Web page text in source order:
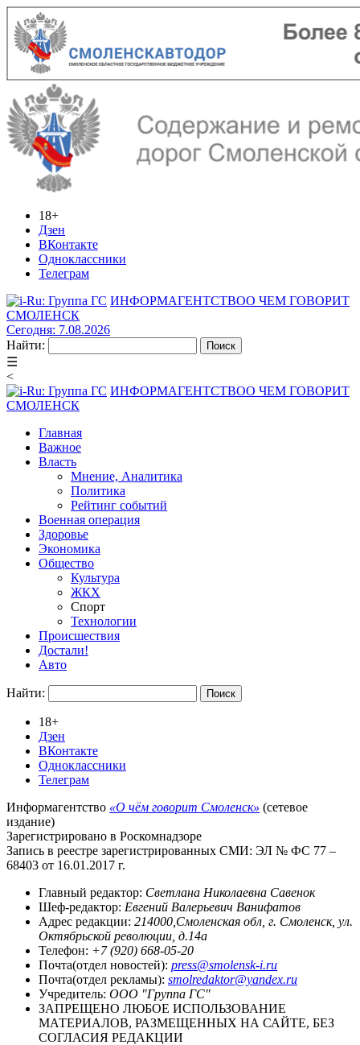
18+
Дзен
ВКонтакте
Одноклассники
Телеграм
ИНФОРМАГЕНТСТВОО ЧЕМ ГОВОРИТ
СМОЛЕНСК
Сегодня: 7.08.2026
Найти:
☰
<
ИНФОРМАГЕНТСТВОО ЧЕМ ГОВОРИТ
СМОЛЕНСК
Главная
Важное
Власть
Мнение, Аналитика
Политика
Рейтинг событий
Военная операция
Здоровье
Экономика
Общество
Культура
ЖКХ
Спорт
Технологии
Происшествия
Достали!
Авто
Найти:
18+
Дзен
ВКонтакте
Одноклассники
Телеграм
Информагентство «О чём говорит Смоленск» (сетевое
издание)
Зарегистрировано в Роскомнадзоре
Запись в реестре зарегистрированных СМИ: ЭЛ № ФС 77 –
68403 от 16.01.2017 г.
Главный редактор: Светлана Николаевна Савенок
Шеф-редактор: Евгений Валерьевич Ванифатов
Адрес редакции: 214000,Смоленская обл, г. Смоленск, ул.
Октябрьской революции, д.14а
Телефон: +7 (920) 668-05-20
Почта(отдел новостей): press@smolensk-i.ru
Почта(отдел рекламы): smolredaktor@yandex.ru
Учредитель: ООО "Группа ГС"
ЗАПРЕЩЕНО ЛЮБОЕ ИСПОЛЬЗОВАНИЕ
МАТЕРИАЛОВ, РАЗМЕЩЕННЫХ НА САЙТЕ, БЕЗ
СОГЛАСИЯ РЕДАКЦИИ